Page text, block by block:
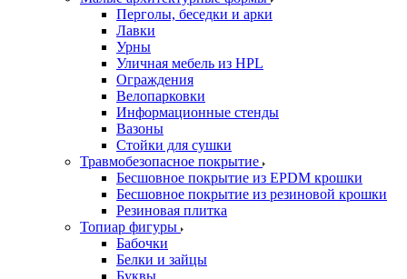
Перголы, беседки и арки
Лавки
Урны
Уличная мебель из HPL
Ограждения
Велопарковки
Информационные стенды
Вазоны
Стойки для сушки
Травмобезопасное покрытие
Бесшовное покрытие из EPDM крошки
Бесшовное покрытие из резиновой крошки
Резиновая плитка
Топиар фигуры
Бабочки
Белки и зайцы
Буквы